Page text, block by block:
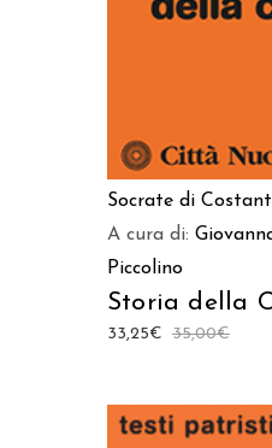
Socrate di
A cura di:
Piccolino
Storia della
35,00€
33,25€